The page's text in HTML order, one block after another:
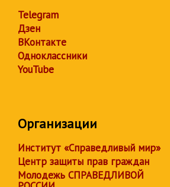
Telegram
Дзен
ВКонтакте
Одноклассники
YouTube
Организации
Институт «Справедливый мир»
Центр защиты прав граждан
Молодежь СПРАВЕДЛИВОЙ